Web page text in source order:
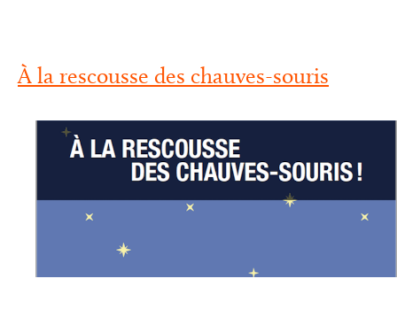
À la rescousse des chauves-souris